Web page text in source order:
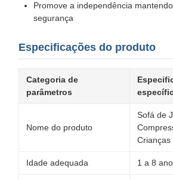
Promove a independência
segurança
Especificações do produto
Categoria de
parâmetros
Nome do produto
Sofá de
Crianças
Idade adequada 1 a 8